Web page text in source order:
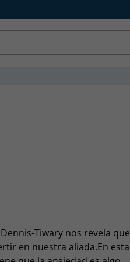
Tiwary nos revela que
en nuestra aliada.En esta